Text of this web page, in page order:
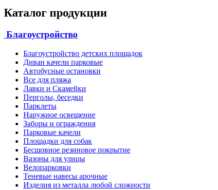
Каталог продукции
Благоустройство
Благоустройство детских площадок
Диван качели парковые
Автобусные остановки
Все для пляжа
Лавки и Скамейки
Перголы, беседки
Парклеты
Наружное освещение
Заборы и ограждения
Парковые качели
Площадки для собак
Бесшовное резиновое покрытие
Вазоны для улицы
Велопарковки
Теневые навесы арочные
Изделия из металла любой сложности